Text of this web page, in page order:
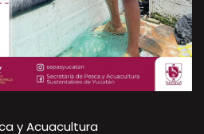
y Acuacultura